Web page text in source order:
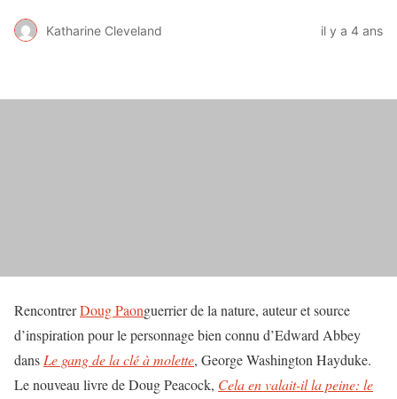
Katharine Cleveland il y a 4 ans
RencontrerDoug Paonguerrier de la nature, auteur et source
d’inspiration pour le personnage bien connu d’Edward Abbey
dans Le gang de la clé à molette, George Washington Hayduke.
Le nouveau livre de Doug Peacock, Cela en valait-il la peine: le